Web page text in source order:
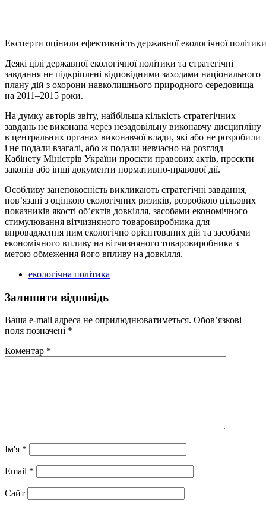
Експерти оцінили ефективність державної екологічної політики
Деякі цілі державної екологічної політики та стратегічні
завдання не підкріплені відповідними заходами національного
плану дій з охорони навколишнього природного середовища
на 2011–2015 роки.
На думку авторів звіту, найбільша кількість стратегічних
завдань не виконана через незадовільну виконавчу дисципліну
в центральних органах виконавчої влади, які або не розробили
і не подали взагалі, або ж подали невчасно на розгляд
Кабінету Міністрів України проєкти правових актів, проєкти
законів або інші документи нормативно-правової дії.
Особливу занепокоєність викликають стратегічні завдання,
пов’язані з оцінкою екологічних ризиків, розробкою цільових
показників якості об’єктів довкілля, засобами економічного
стимулювання вітчизняного товаровиробника для
впровадження ним екологічно орієнтованих дій та засобами
економічного впливу на вітчизняного товаровиробника з
метою обмеження його впливу на довкілля.
екологічна політика
Залишити відповідь
Ваша e-mail адреса не оприлюднюватиметься. Обов’язкові
поля позначені *
Коментар *
Ім'я *
Email *
Сайт